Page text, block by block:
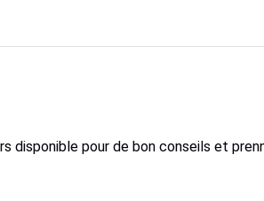
disponible pour de bon conseils et